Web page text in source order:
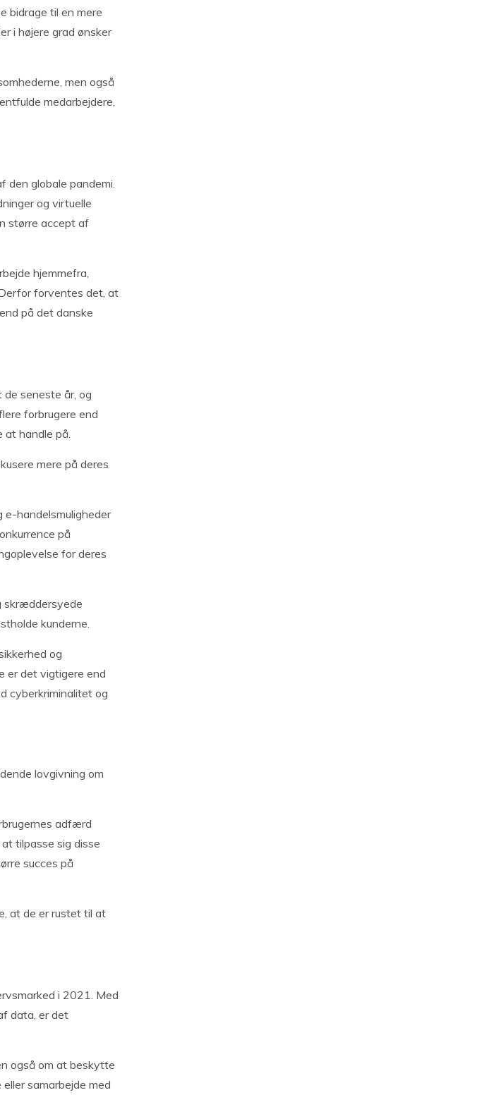
bidrage til en mere
i højere grad ønsker
men også
medarbejdere,
den globale pandemi.
og virtuelle
større accept af
hjemmefra,
forventes det, at
på det danske
seneste år, og
forbrugere end
at handle på.
mere på deres
handelsmuligheder
på
for deres
skræddersyede
kunderne.
og
er det vigtigere end
cyberkriminalitet og
lovgivning om
adfærd
tilpasse sig disse
succes på
at de er rustet til at
i 2021. Med
data, er det
også om at beskytte
samarbejde med